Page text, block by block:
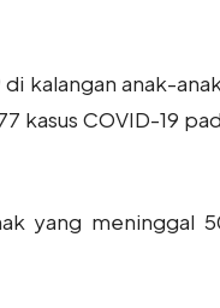
kalangan anak-
kasus COVID-19
yang meninggal